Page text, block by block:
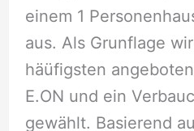
einem 1
aus. Als Grunflage
häüfigsten
E.ON und ein
gewählt. Basierend